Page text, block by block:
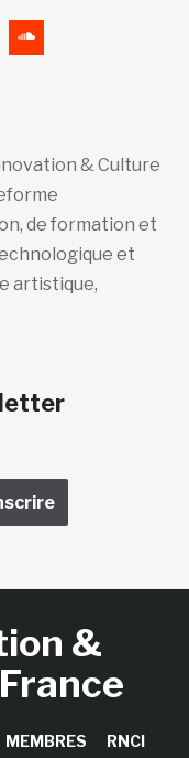
& Culture
de formation et
et
artistique,
&
MEMBRES RNCI